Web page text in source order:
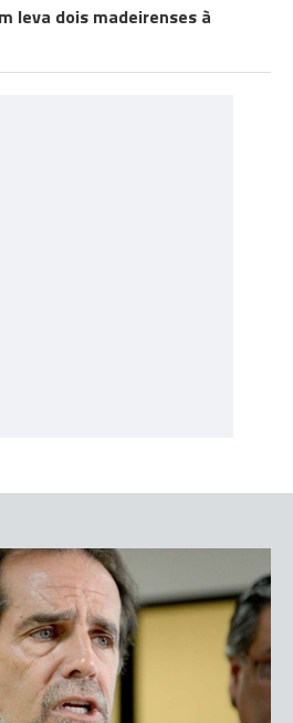
leva dois madeirenses à